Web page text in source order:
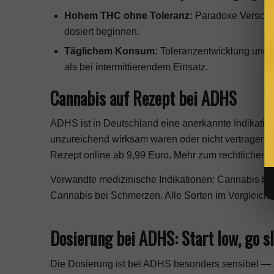
Hohem THC ohne Toleranz: Paradoxe
dosiert beginnen.
Täglichem Konsum: Toleranzentwicklung und
als bei intermittierendem Einsatz.
Cannabis auf Rezept bei ADHS
ADHS ist in Deutschland eine anerkannte
unzureichend wirksam waren oder nicht vertragen
Rezept online ab 9,99 Euro. Mehr zum rechtlichen
Verwandte medizinische Indikationen: Cannabis
Cannabis bei Schmerzen. Alle Sorten im Vergleich:
Dosierung bei ADHS: Start low, go
Die Dosierung ist bei ADHS besonders sensibel